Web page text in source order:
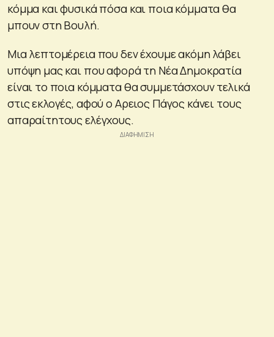
κόμμα και φυσικά πόσα και ποια κόμματα θα
μπουν στη Βουλή.
Μια λεπτομέρεια που δεν έχουμε ακόμη λάβει
υπόψη μας και που αφορά τη Νέα Δημοκρατία
είναι το ποια κόμματα θα συμμετάσχουν τελικά
στις εκλογές, αφού ο Αρειος Πάγος κάνει τους
απαραίτητους ελέγχους.